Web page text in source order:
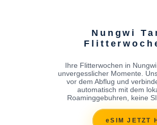
Nungwi
Ihre Flitterwochen in
unvergesslicher Momente.
vor dem Abflug und
automatisch mit dem
Roaminggebuhren, keine
eSIM JETZT